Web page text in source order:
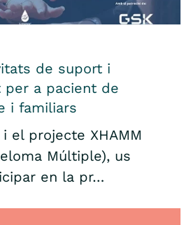
de suport i
per a pacient de
i familiars
i el projecte XHAMM
Múltiple), us
en la pr…